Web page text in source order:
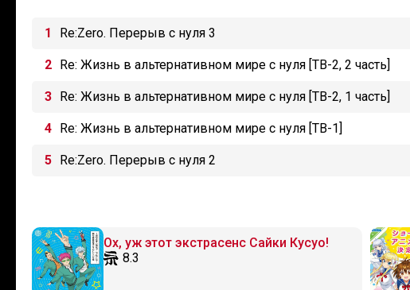
Re:Zero. Перерыв с нуля 3
Re: Жизнь в альтернативном мире с нуля [ТВ-2, 2 часть]
Re: Жизнь в альтернативном мире с нуля [ТВ-2, 1 часть]
Re: Жизнь в альтернативном мире с нуля [ТВ-1]
Re:Zero. Перерыв с нуля 2
Ох, уж этот экстрасенс Сайки Кусуо!
8.3